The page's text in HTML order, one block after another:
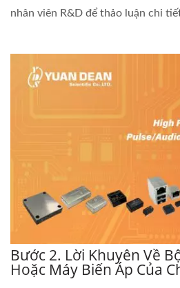
nhân viên R&D để thảo luận chi
Bước 2. Lời Khuyên Về
Hoặc Máy Biến Áp Của